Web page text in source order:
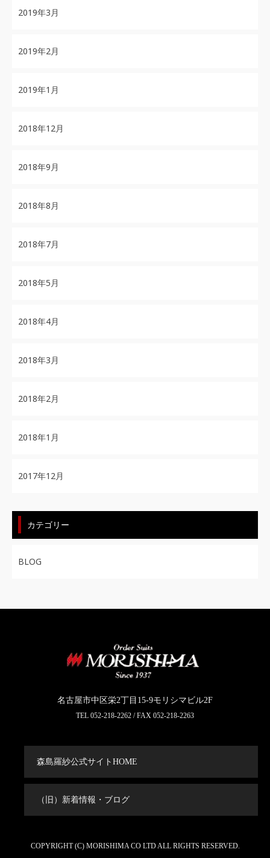
2019年3月
2019年2月
2019年1月
2018年12月
2018年9月
2018年8月
2018年7月
2018年5月
2018年4月
2018年3月
2018年2月
2018年1月
2017年12月
カテゴリー
BLOG
名古屋市中区栄2丁目15-9モリシマビル2F
TEL 052-218-2262 / FAX 052-218-2263
森島羅紗公式サイトHOME
（旧）新着情報・ブログ
COPYRIGHT (C) MORISHIMA CO LTD ALL RIGHTS RESERVED.